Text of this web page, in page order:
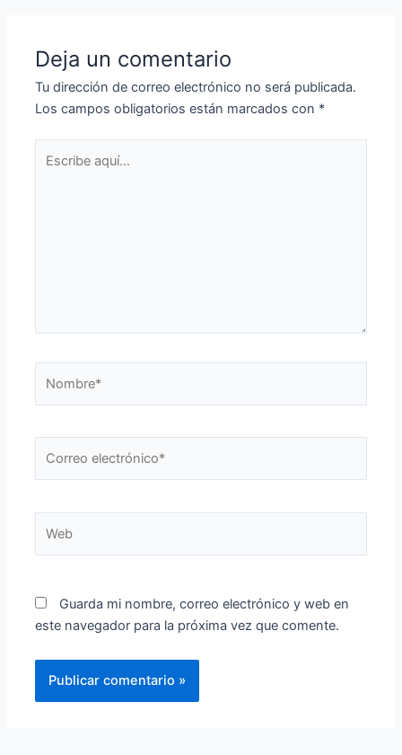
Deja un comentario
Tu dirección de correo electrónico no será publicada.
Los campos obligatorios están marcados con *
aquí...
Guarda mi nombre, correo electrónico y web en
este navegador para la próxima vez que comente.